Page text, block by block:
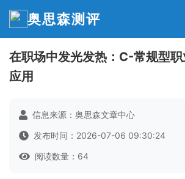
奥思森测评
在职场中发光发热：C-常规型
应用
信息来源：奥思森文章中心
发布时间：2026-07-06 09:30:24
阅读数量：64